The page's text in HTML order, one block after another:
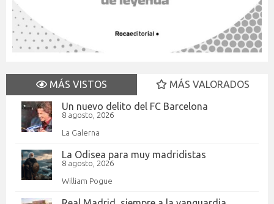
MÁS VISTOS
MÁS VALORADOS
Un nuevo delito del FC Barcelona
8 agosto, 2026
La Galerna
La Odisea para muy madridistas
8 agosto, 2026
William Pogue